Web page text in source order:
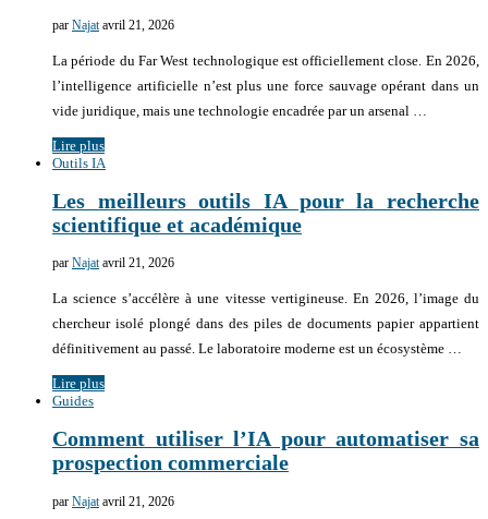
par Najat avril 21, 2026
La période du Far West technologique est officiellement close. En 2026,
l’intelligence artificielle n’est plus une force sauvage opérant dans un
vide juridique, mais une technologie encadrée par un arsenal …
Lire plus
Outils IA
Les meilleurs outils IA pour la recherche
scientifique et académique
par Najat avril 21, 2026
La science s’accélère à une vitesse vertigineuse. En 2026, l’image du
chercheur isolé plongé dans des piles de documents papier appartient
définitivement au passé. Le laboratoire moderne est un écosystème …
Lire plus
Guides
Comment utiliser l’IA pour automatiser sa
prospection commerciale
par Najat avril 21, 2026